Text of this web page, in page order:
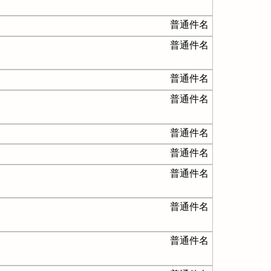
普通件名
普通件名
普通件名
普通件名
普通件名
普通件名
普通件名
普通件名
普通件名